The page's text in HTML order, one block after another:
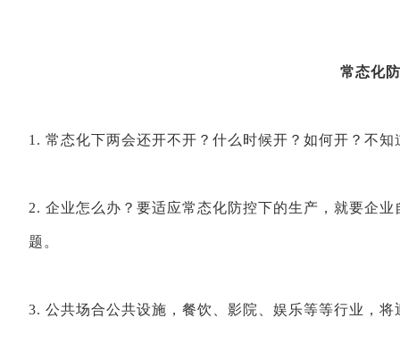
常态化
1. 常态化下两会还开不开？什么时候开？如何开？不知
2. 企业怎么办？要适应常态化防控下的生产，就要企
题。
3. 公共场合公共设施，餐饮、影院、娱乐等等行业，将